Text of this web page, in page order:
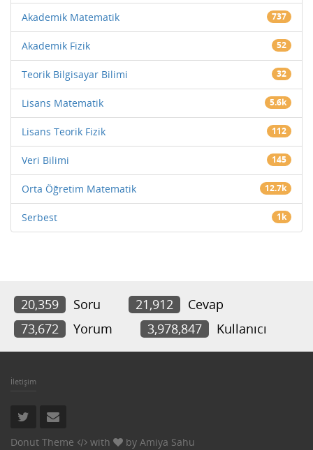
Akademik Matematik 737
Akademik Fizik 52
Teorik Bilgisayar Bilimi 32
Lisans Matematik 5.6k
Lisans Teorik Fizik 112
Veri Bilimi 145
Orta Öğretim Matematik 12.7k
Serbest 1k
20,359 Soru 21,912
Cevap
73,672
Yorum 3,978,847 Kullanıcı
İletişim
Donut Theme with by Amiya Sahu